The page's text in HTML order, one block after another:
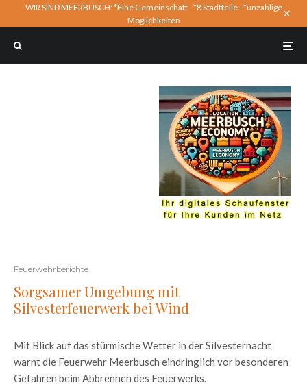
WIR SIND MEERBUSCH: *Eine Gemeinschaft - *8 Stadtteile - *unzählige
Möglichkeiten
Feuerwehrberichte
Sorgsamer Umgebung mit
Silvesterfeuerwerk bei Wind
Mit Blick auf das stürmische Wetter in der Silvesternacht
warnt die Feuerwehr Meerbusch eindringlich vor besonderen
Gefahren beim Abbrennen des Feuerwerks.